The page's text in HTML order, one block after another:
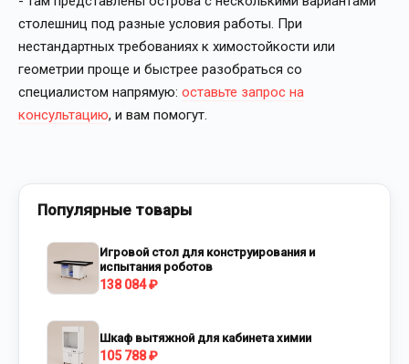
столешниц под разные условия работы. При
нестандартных требованиях к химостойкости или
геометрии проще и быстрее разобраться со
специалистом напрямую: оставьте запрос на
консультацию, и вам помогут.
Популярные товары
Игровой стол для конструирования и
испытания роботов
138 084 ₽
Шкаф вытяжной для кабинета химии
105 788 ₽